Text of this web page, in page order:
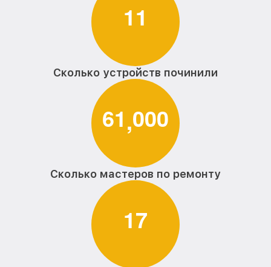
11
Сколько устройств починили
61,000
Сколько мастеров по ремонту
17